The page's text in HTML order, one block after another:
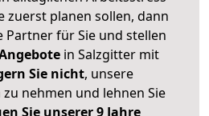
zuerst planen sollen, dann
Partner für Sie und stellen
in Salzgitter mit
Sie nicht, unsere
nehmen und lehnen Sie
Sie unserer 9 Jahre